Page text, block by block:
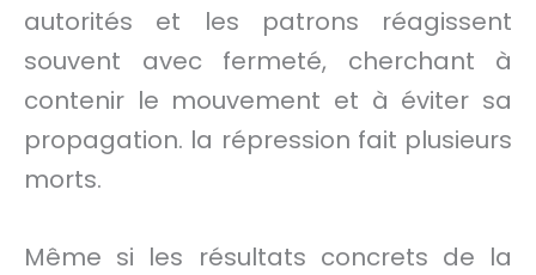
autorités et les patrons réagissent
souvent avec fermeté, cherchant à
contenir le mouvement et à éviter sa
propagation. la répression fait plusieurs
morts.
Même si les résultats concrets de la